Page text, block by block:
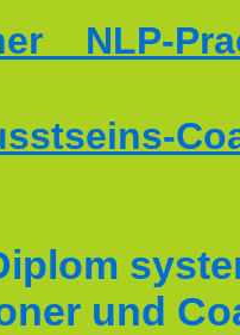
NLP-
und